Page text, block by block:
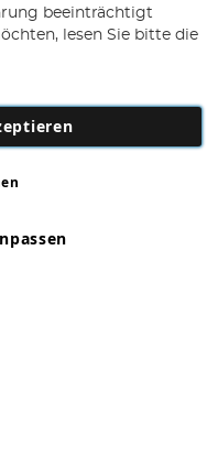
beeinträchtigt
lesen Sie bitte die